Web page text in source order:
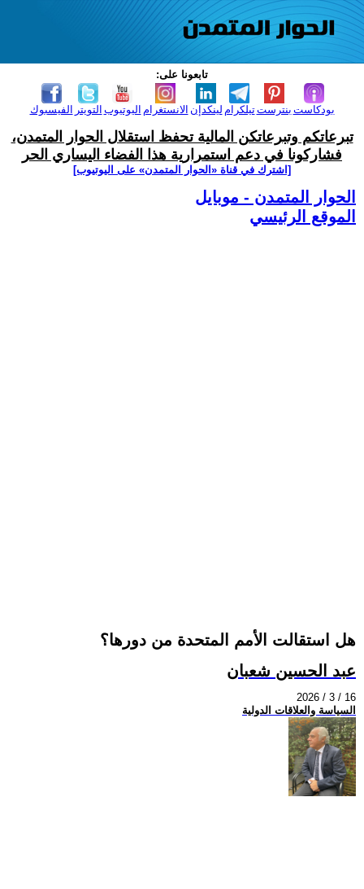
تابعونا على:
الفيسبوك التويتر اليوتيوب الانستغرام لينكدإن تيلكرامبنترست بودكاست
تبرعاتكم وتبرعاتكن المالية تحفظ استقلال الحوار المتمدن،
فشاركونا في دعم استمرارية هذا الفضاء اليساري الحر
[اشترك في قناة ‫«الحوار المتمدن» على اليوتيوب]
الحوار المتمدن - موبايل
الموقع الرئيسي
هل استقالت الأمم المتحدة من دورها؟
عبد الحسين شعبان
2026 / 3 / 16
السياسة والعلاقات الدولية